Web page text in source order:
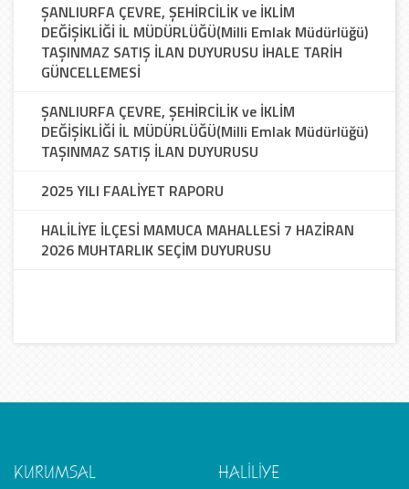
ŞANLIURFA ÇEVRE, ŞEHİRCİLİK ve İKLİM
DEĞİŞİKLİĞİ İL MÜDÜRLÜĞÜ(Milli Emlak Müdürlüğü)
TAŞINMAZ SATIŞ İLAN DUYURUSU İHALE TARİH
GÜNCELLEMESİ
ŞANLIURFA ÇEVRE, ŞEHİRCİLİK ve İKLİM
DEĞİŞİKLİĞİ İL MÜDÜRLÜĞÜ(Milli Emlak Müdürlüğü)
TAŞINMAZ SATIŞ İLAN DUYURUSU
2025 YILI FAALİYET RAPORU
HALİLİYE İLÇESİ MAMUCA MAHALLESİ 7 HAZİRAN
2026 MUHTARLIK SEÇİM DUYURUSU
KURUMSAL HALİLİYE